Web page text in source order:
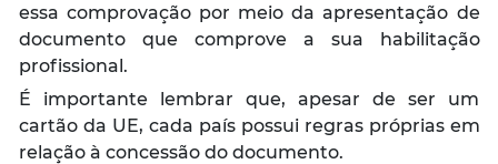
essa comprovação por meio da apresentação de
documento que comprove a sua habilitação
profissional.
É importante lembrar que, apesar de ser um
cartão da UE, cada país possui regras próprias em
relação à concessão do documento.